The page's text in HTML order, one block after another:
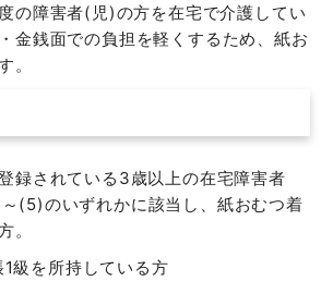
の障害者(児)の方を在宅で介護してい
金銭面での負担を軽くするため、紙お
。
録されている3歳以上の在宅障害者
(5)のいずれかに該当し、紙おむつ着
。
級を所持している方